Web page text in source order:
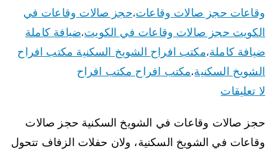
وقاعات حجز صالات وقاعات،حجز صالات وقاعات في
الكويت حجز صالات وقاعات في الكويت،ضيافة كاملة
ضيافة كاملة،مكتب افراح الشويخ السكنية مكتب افراح
الشويخ السكنية،مكتب افراح مكتب افراح
لا تعليقات
حجز صالات وقاعات في الشويخ السكنية حجز صالات
وقاعات في الشويخ السكنية، ولان حفلات الزفاف تتحول